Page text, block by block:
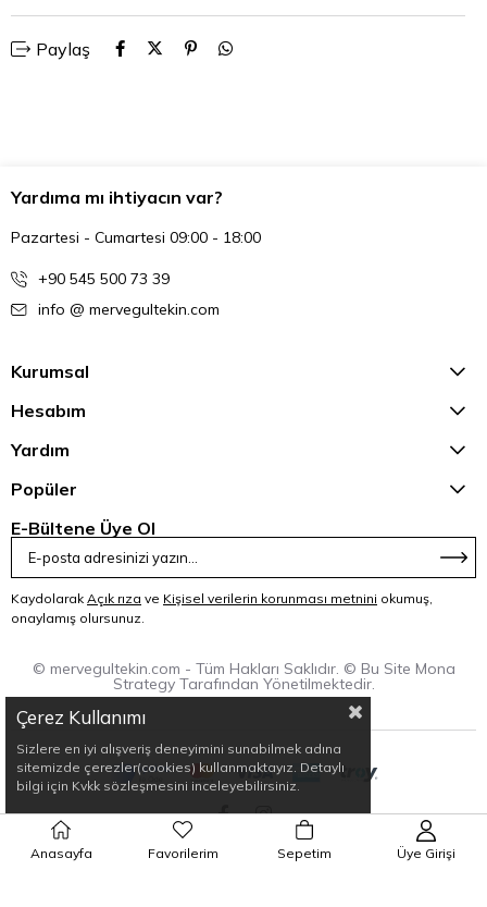
Paylaş
Yardıma mı ihtiyacın var?
Pazartesi - Cumartesi 09:00 - 18:00
+90 545 500 73 39
info @ mervegultekin.com
Kurumsal
Hesabım
Yardım
Popüler
E-Bültene Üye Ol
Kaydolarak Açık rıza ve Kişisel verilerin korunması metnini okumuş,
onaylamış olursunuz.
© mervegultekin.com - Tüm Hakları Saklıdır. © Bu Site Mona
Strategy Tarafından Yönetilmektedir.
Çerez Kullanımı
Sizlere en iyi alışveriş deneyimini sunabilmek adına
sitemizde çerezler(cookies) kullanmaktayız. Detaylı
bilgi için Kvkk sözleşmesini inceleyebilirsiniz.
Anasayfa Favorilerim Sepetim Üye Girişi